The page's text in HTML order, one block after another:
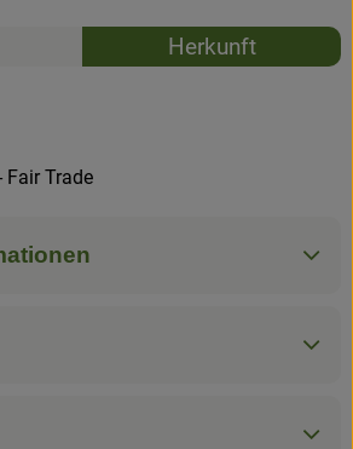
Rezepte
Herkunft
Fair Trade